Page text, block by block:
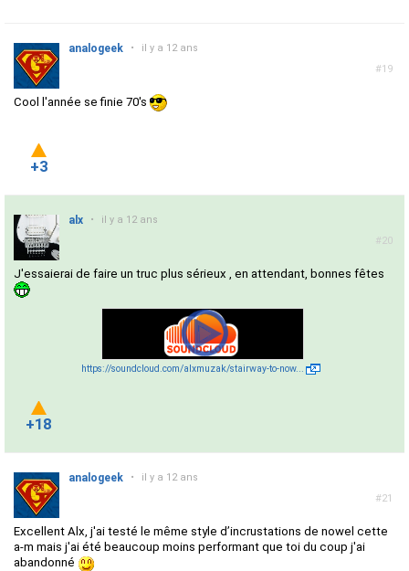
#19
analogeek • il y a 12 ans
Cool l'année se finie 70's
+3
#20
alx • il y a 12 ans
J'essaierai de faire un truc plus sérieux , en attendant, bonnes fêtes
https://soundcloud.com/alxmuzak/stairway-to-now...
+18
#21
analogeek • il y a 12 ans
Excellent Alx, j'ai testé le même style d’incrustations de nowel cette
a-m mais j'ai été beaucoup moins performant que toi du coup j'ai
abandonné